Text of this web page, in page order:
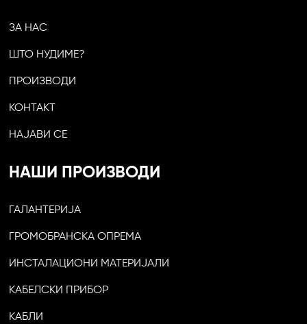
ЗА НАС
ШТО НУДИМЕ?
ПРОИЗВОДИ
КОНТАКТ
НАЈАВИ СЕ
НАШИ ПРОИЗВОДИ
ГАЛАНТЕРИЈА
ГРОМОБРАНСКА ОПРЕМА
ИНСТАЛАЦИОНИ МАТЕРИЈАЛИ
КАБЕЛСКИ ПРИБОР
КАБЛИ